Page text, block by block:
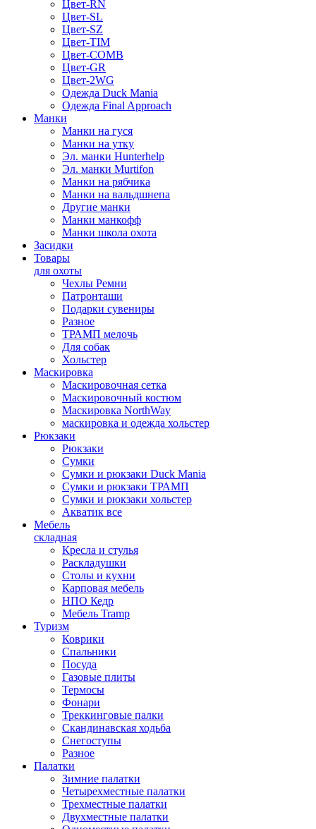
Цвет-RN
Цвет-SL
Цвет-SZ
Цвет-TIM
Цвет-COMB
Цвет-GR
Цвет-2WG
Одежда Duck Mania
Одежда Final Approach
Манки
Манки на гуся
Манки на утку
Эл. манки Hunterhelp
Эл. манки Murtifon
Манки на рябчика
Манки на вальдшнепа
Другие манки
Манки манкофф
Манки школа охота
Засидки
Товары
для охоты
Чехлы Ремни
Патронташи
Подарки сувениры
Разное
ТРАМП мелочь
Для собак
Хольстер
Маскировка
Маскировочная сетка
Маскировочный костюм
Маскировка NorthWay
маскировка и одежда хольстер
Рюкзаки
Рюкзаки
Сумки
Сумки и рюкзаки Duck Mania
Сумки и рюкзаки ТРАМП
Сумки и рюкзаки хольстер
Акватик все
Мебель
складная
Кресла и стулья
Раскладушки
Столы и кухни
Карповая мебель
НПО Кедр
Мебель Tramp
Туризм
Коврики
Спальники
Посуда
Газовые плиты
Термосы
Фонари
Треккинговые палки
Скандинавская ходьба
Снегоступы
Разное
Палатки
Зимние палатки
Четырехместные палатки
Трехместные палатки
Двухместные палатки